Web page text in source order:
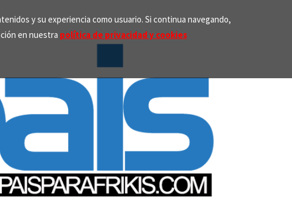
y su experiencia como usuario. Si continua navegando,
en nuestra política de privacidad y cookies